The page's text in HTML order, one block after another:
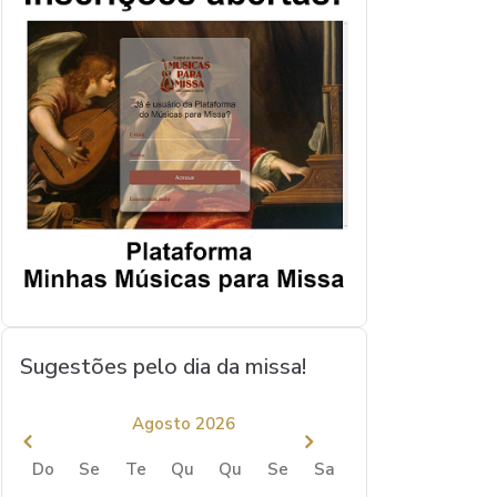
Sugestões pelo dia da missa!
Agosto 2026
Do Se Te Qu Qu Se
Sa